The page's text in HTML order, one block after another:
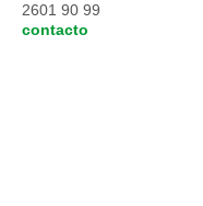
2601 90 99
contacto